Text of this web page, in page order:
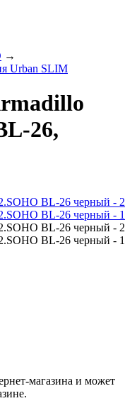
→
Urban SLIM
26,
магазина и может